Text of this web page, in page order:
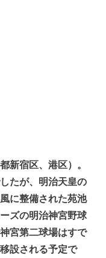
新宿区、港区）。
たが、明治天皇の
に整備された苑池
ズの明治神宮野球
宮第二球場はすで
設される予定で